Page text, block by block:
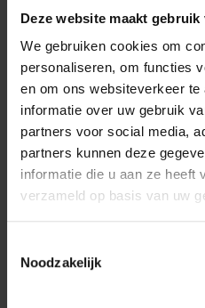
Deze website maakt gebruik
We gebruiken cookies om
personaliseren, om functies
en om ons websiteverkeer
informatie over uw gebruik
partners voor social media,
partners kunnen deze
informatie die u aan ze heeft
verzameld op basis van uw
Noodzakelijk
Helaas...
Er zijn geen producten gevonden
helpen u graag verder met
categorieën.
Terug naar vorige pagina